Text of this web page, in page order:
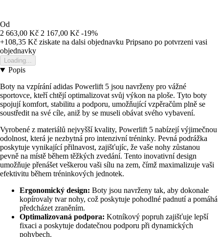
Od
2 663,00 Kč 2 167,00 Kč -19%
+108,35 Kč ziskate na dalsi objednavku Pripsano po potvrzeni vasi
objednavky
Loading...
Popis
Boty na vzpírání adidas Powerlift 5 jsou navrženy pro vážné
sportovce, kteří chtějí optimalizovat svůj výkon na ploše. Tyto boty
spojují komfort, stabilitu a podporu, umožňující vzpěračům plně se
soustředit na své cíle, aniž by se museli obávat svého vybavení.
Vyrobené z materiálů nejvyšší kvality, Powerlift 5 nabízejí výjimečnou
odolnost, která je nezbytná pro intenzivní tréninky. Pevná podrážka
poskytuje vynikající přilnavost, zajišťujíc, že vaše nohy zůstanou
pevně na místě během těžkých zvedání. Tento inovativní design
umožňuje přenášet veškerou vaši sílu na zem, čímž maximalizuje vaši
efektivitu během tréninkových jednotek.
Ergonomický design: Boty jsou navrženy tak, aby dokonale
kopírovaly tvar nohy, což poskytuje pohodlné padnutí a pomáhá
předcházet zraněním.
Optimalizovaná podpora: Kotníkový popruh zajišťuje lepší
fixaci a poskytuje dodatečnou podporu při dynamických
pohybech.